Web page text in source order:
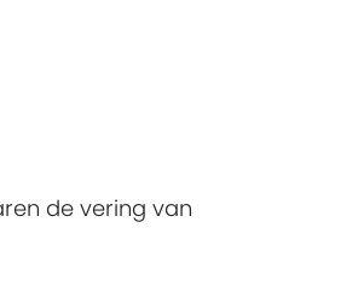
de vering van